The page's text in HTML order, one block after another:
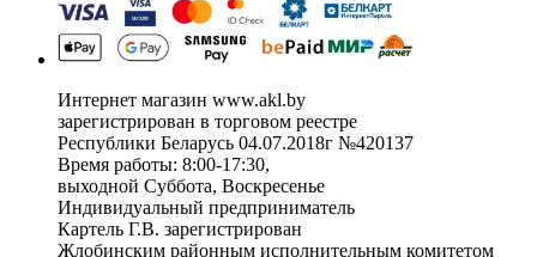
Интернет магазин www.akl.by
зарегистрирован в торговом реестре
Республики Беларусь 04.07.2018г №420137
Время работы: 8:00-17:30,
выходной Суббота, Воскресенье
Индивидуальный предприниматель
Картель Г.В. зарегистрирован
Жлобинским районным исполнительным комитетом